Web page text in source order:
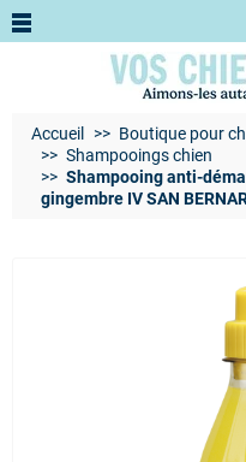
Accueil Boutique pour
Shampooings chien
Shampooing anti-
gingembre IV SAN